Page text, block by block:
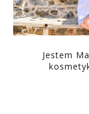
Jestem